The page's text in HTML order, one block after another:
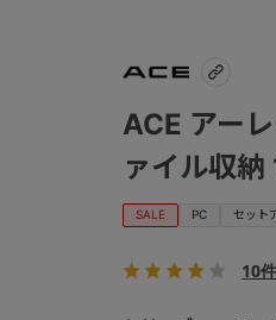
SALE PC セット
ACE アー
ァイル収
10件